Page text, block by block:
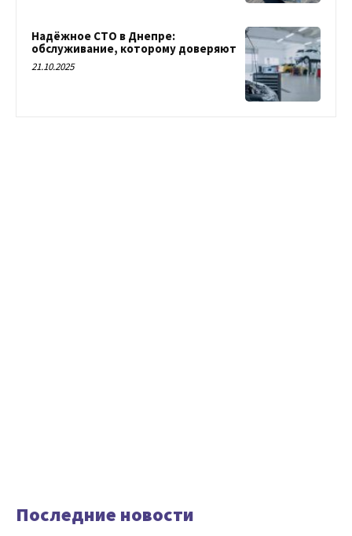
Надёжное СТО в Днепре:
обслуживание, которому доверяют
21.10.2025
Последние новости